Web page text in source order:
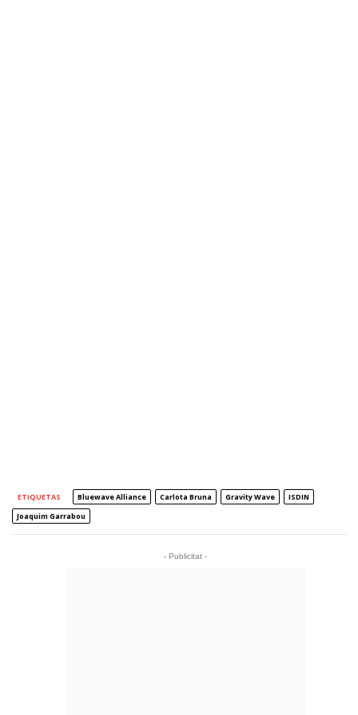
ETIQUETAS Bluewave Alliance Carlota Bruna Gravity Wave
ISDIN
Joaquim Garrabou
- Publicitat -